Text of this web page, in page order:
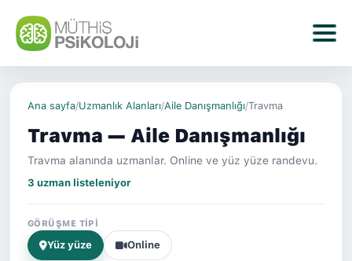
Ana sayfa/Uzmanlık Alanları/Aile Danışmanlığı/Travma
Travma — Aile Danışmanlığı
Travma alanında uzmanlar. Online ve yüz yüze randevu.
3 uzman listeleniyor
GÖRÜŞME TIPI
Yüz yüze Online